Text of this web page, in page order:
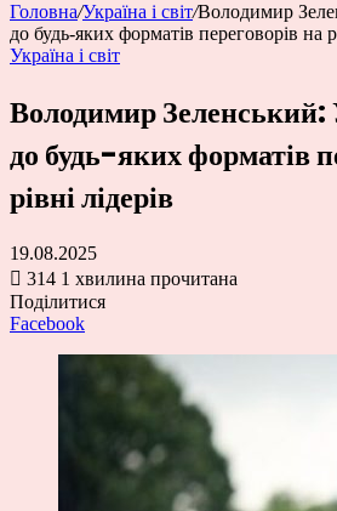
Головна/Україна і світ/Володимир
до будь-яких форматів переговорів на
Україна і світ
Володимир Зеленський:
до будь-яких форматів
рівні лідерів
19.08.2025
314 1 хвилина прочитана
Поділитися
Facebook